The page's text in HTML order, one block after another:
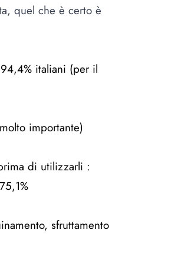
quel che è certo è
italiani (per il
importante)
di utilizzarli :
sfruttamento